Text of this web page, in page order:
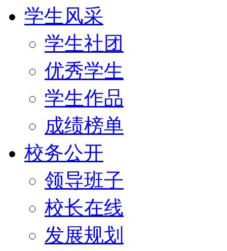
学生风采
学生社团
优秀学生
学生作品
成绩榜单
校务公开
领导班子
校长在线
发展规划